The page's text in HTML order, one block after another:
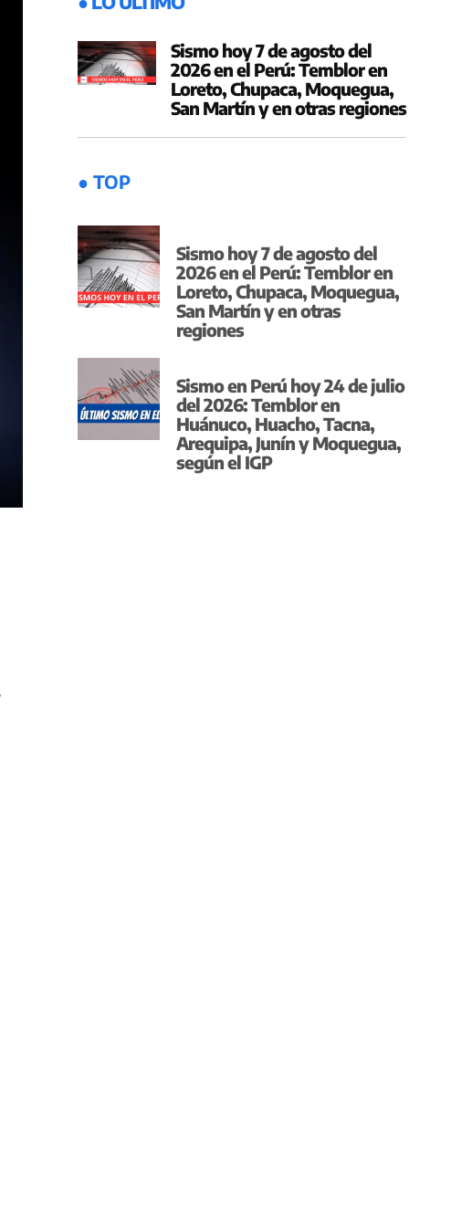
Sismo hoy 7 de agosto del
2026 en el Perú: Temblor en
Loreto, Chupaca, Moquegua,
San Martín y en otras regiones
● TOP
Sismo hoy 7 de agosto del
2026 en el Perú: Temblor en
Loreto, Chupaca, Moquegua,
San Martín y en otras
regiones
Sismo en Perú hoy 24 de julio
del 2026: Temblor en
Huánuco, Huacho, Tacna,
Arequipa, Junín y Moquegua,
según el IGP